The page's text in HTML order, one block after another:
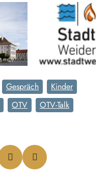
Gespräch
Kinder
OTV
OTV-Talk